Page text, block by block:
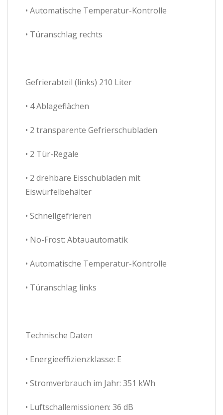
• Automatische Temperatur-Kontrolle
• Türanschlag rechts
Gefrierabteil (links) 210 Liter
• 4 Ablageflächen
• 2 transparente Gefrierschubladen
• 2 Tür-Regale
• 2 drehbare Eisschubladen mit
Eiswürfelbehälter
• Schnellgefrieren
• No-Frost: Abtauautomatik
• Automatische Temperatur-Kontrolle
• Türanschlag links
Technische Daten
• Energieeffizienzklasse: E
• Stromverbrauch im Jahr: 351 kWh
• Luftschallemissionen: 36 dB